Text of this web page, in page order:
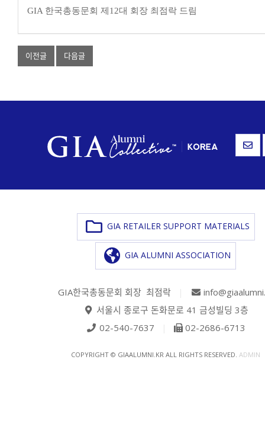
GIA 한국총동문회 제 12대 회장 최점락 드림
이전글 다음글
GIA RETAILER SUPPORT MATERIALS
GIA ALUMNI ASSOCIATION
GIA한국총동문회 회장 최점락
서울시 종로구 돈화문로 41 금성빌딩 3층
02-540-7637
02-2686-6713
COPYRIGHT © GIAALUMNI.KR ALL RIGHTS RESERVED. ADMIN